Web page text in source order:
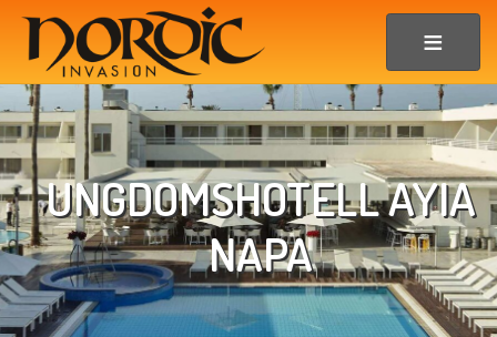
UNGDOMSHOTELL AYIA
NAPA